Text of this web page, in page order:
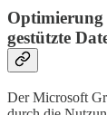
gestützte
Der Microsoft